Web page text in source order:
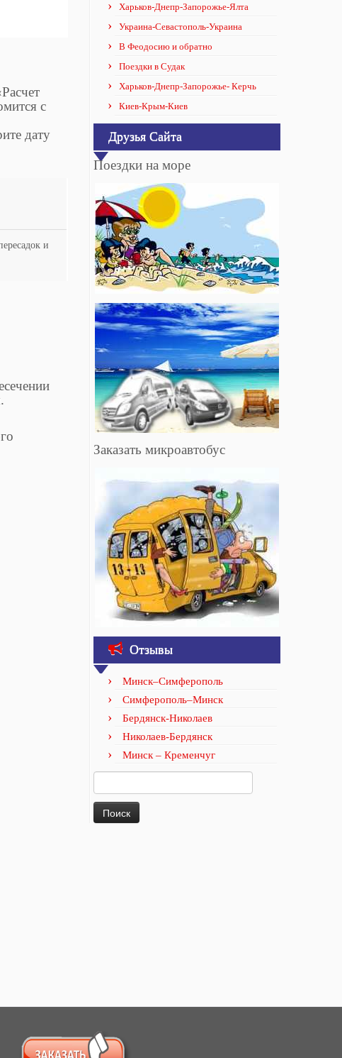
с
дату
и
Харьков-Днепр-Запорожье-Ялта
Украина-Севастополь-Украина
В Феодосию и обратно
Поездки в Судак
Харьков-Днепр-Запорожье- Керчь
Киев-Крым-Киев
Друзья Сайта
Поездки на море
Заказать микроавтобус
Отзывы
Минск–Симферополь
Симферополь–Минск
Бердянск-Николаев
Николаев-Бердянск
Минск – Кременчуг